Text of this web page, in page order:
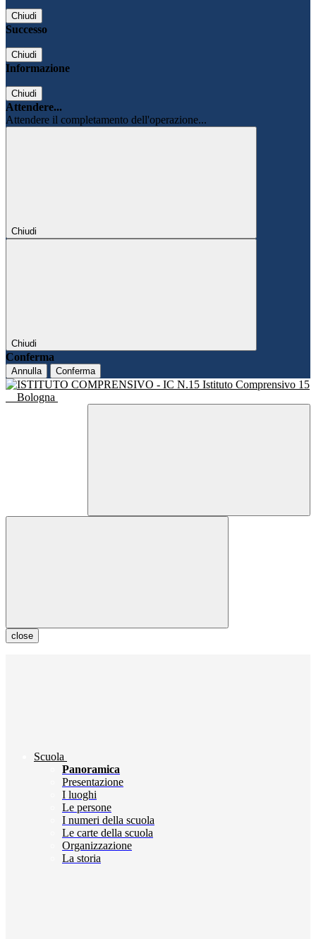
Chiudi
Successo
Chiudi
Informazione
Chiudi
Attendere...
Attendere il completamento dell'operazione...
Chiudi
Chiudi
Conferma
Annulla Conferma
Istituto Comprensivo 15
Bologna
close
Scuola
Panoramica
Presentazione
I luoghi
Le persone
I numeri della scuola
Le carte della scuola
Organizzazione
La storia